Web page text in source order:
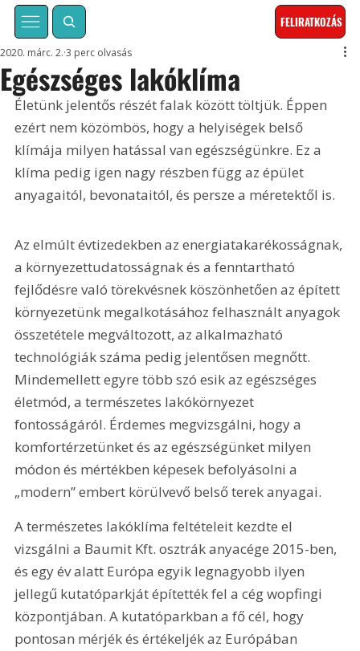
FELIRATKOZÁS
Egészséges lakóklíma
2020. márc. 2. 3 perc olvasás
Életünk jelentős részét falak között töltjük. Éppen
ezért nem közömbös, hogy a helyiségek belső
klímája milyen hatással van egészségünkre. Ez a
klíma pedig igen nagy részben függ az épület
anyagaitól, bevonataitól, és persze a méretektől is.
Az elmúlt évtizedekben az energiatakarékosságnak,
a környezettudatosságnak és a fenntartható
fejlődésre való törekvésnek köszönhetően az épített
környezetünk megalkotásához felhasznált anyagok
összetétele megváltozott, az alkalmazható
technológiák száma pedig jelentősen megnőtt.
Mindemellett egyre több szó esik az egészséges
életmód, a természetes lakókörnyezet
fontosságáról. Érdemes megvizsgálni, hogy a
komfortérzetünket és az egészségünket milyen
módon és mértékben képesek befolyásolni a
„modern” embert körülvevő belső terek anyagai.
A természetes lakóklíma feltételeit kezdte el
vizsgálni a Baumit Kft. osztrák anyacége 2015-ben,
és egy év alatt Európa egyik legnagyobb ilyen
jellegű kutatóparkját építették fel a cég wopfingi
központjában. A kutatóparkban a fő cél, hogy
pontosan mérjék és értékeljék az Európában